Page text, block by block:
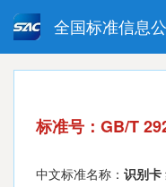
全国标准信息
强制性国家标准
指导性技术文件
标准号：GB/T
中文标准名称： 识别卡